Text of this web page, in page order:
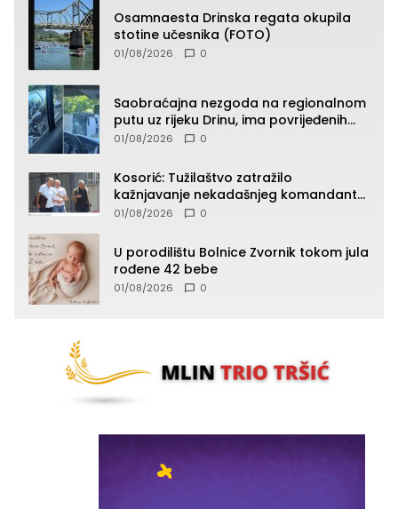
Osamnaesta Drinska regata okupila
stotine učesnika (FOTO)
01/08/2026 0
Saobraćajna nezgoda na regionalnom
putu uz rijeku Drinu, ima povrijeđenih
lica (FOTO)
01/08/2026 0
Kosorić: Tužilaštvo zatražilo
kažnjavanje nekadašnjeg komandanta
Vlaseničke brigade
01/08/2026 0
U porodilištu Bolnice Zvornik tokom jula
rođene 42 bebe
01/08/2026 0